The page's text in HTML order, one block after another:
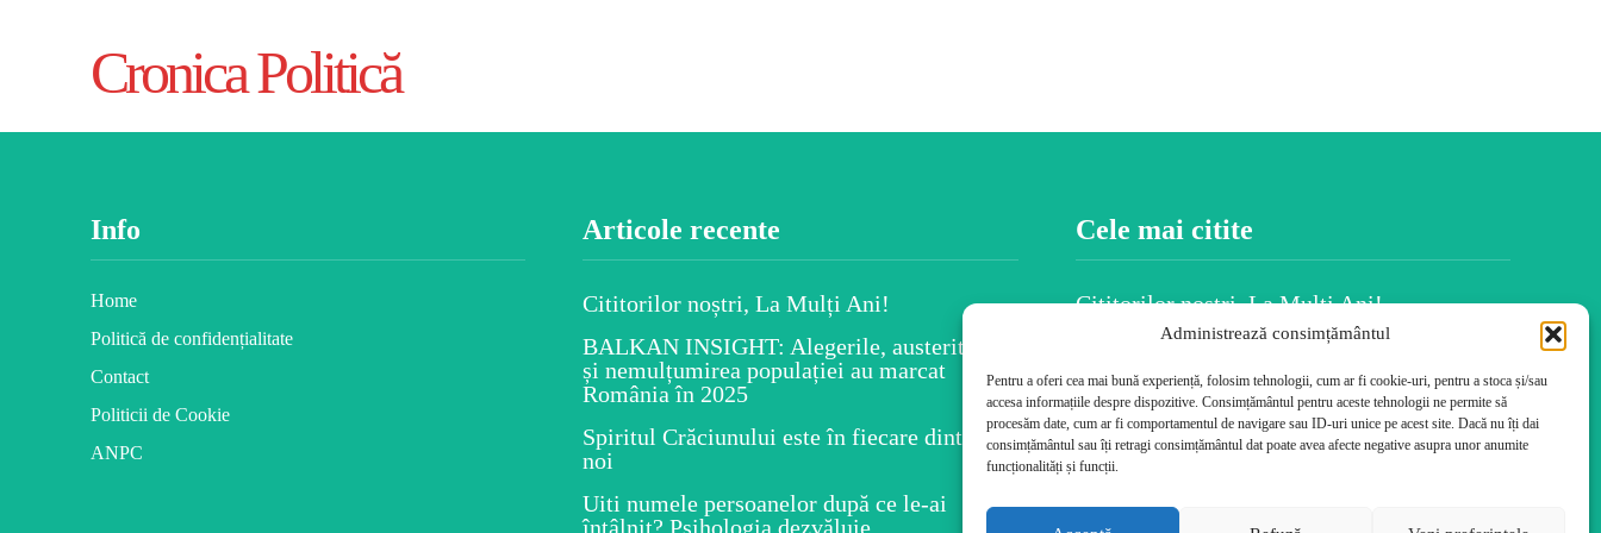
Administrează consimțământul
Pentru a oferi cea mai bună experiență, folosim tehnologii, cum ar fi cookie-uri, pentru a stoca și/sau
accesa informațiile despre dispozitive. Consimțământul pentru aceste tehnologii ne permite să
procesăm date, cum ar fi comportamentul de navigare sau ID-uri unice pe acest site. Dacă nu îți dai
consimțământul sau îți retragi consimțământul dat poate avea afecte negative asupra unor anumite
funcționalități și funcții.
Cronica Politică
Info
Home
Politică de confidențialitate
Contact
Politicii de Cookie
ANPC
Articole recente
Cititorilor noștri, La Mulți Ani!
BALKAN INSIGHT: Alegerile, austeritatea
și nemulțumirea populației au marcat
România în 2025
Spiritul Crăciunului este în fiecare dintre
noi
Uiti numele persoanelor după ce le-ai
întâlnit? Psihologia dezvăluie
Cele mai citite
Cititorilor noștri, La Mulți Ani!
BALKAN INSIGHT: Alegerile, austeritatea
și nemulțumirea populației au marcat
România în 2025
Spiritul Crăciunului este în fiecare dintre
noi
Uiti numele persoanelor după ce le-ai
întâlnit? Psihologia dezvăluie